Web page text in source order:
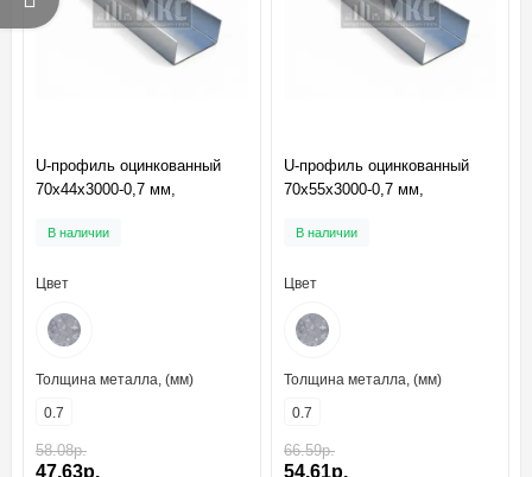
U-профиль оцинкованный
70x44x3000-0,7 мм,
В наличии
Цвет
Толщина металла, (мм)
0.7
58.08р.
47.63р.
U-профиль оцинкованный
70x55x3000-0,7 мм,
В наличии
Цвет
Толщина металла, (мм)
0.7
66.59р.
54.61р.